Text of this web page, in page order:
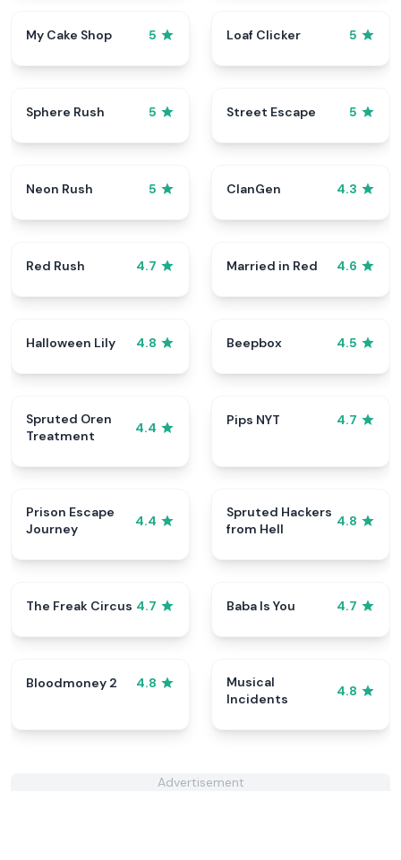
My Cake Shop 5 Loaf Clicker 5
Sphere Rush 5 Street Escape 5
Neon Rush 5 ClanGen 4.3
Red Rush 4.7 Married in Red 4.6
Halloween Lily 4.8 Beepbox 4.5
Spruted Oren
Treatment
4.4
Pips NYT 4.7
Prison Escape
Journey
4.4
Spruted Hackers
from Hell
4.8
The Freak Circus 4.7 Baba Is You 4.7
Bloodmoney 2 4.8
Musical
Incidents
4.8
Advertisement